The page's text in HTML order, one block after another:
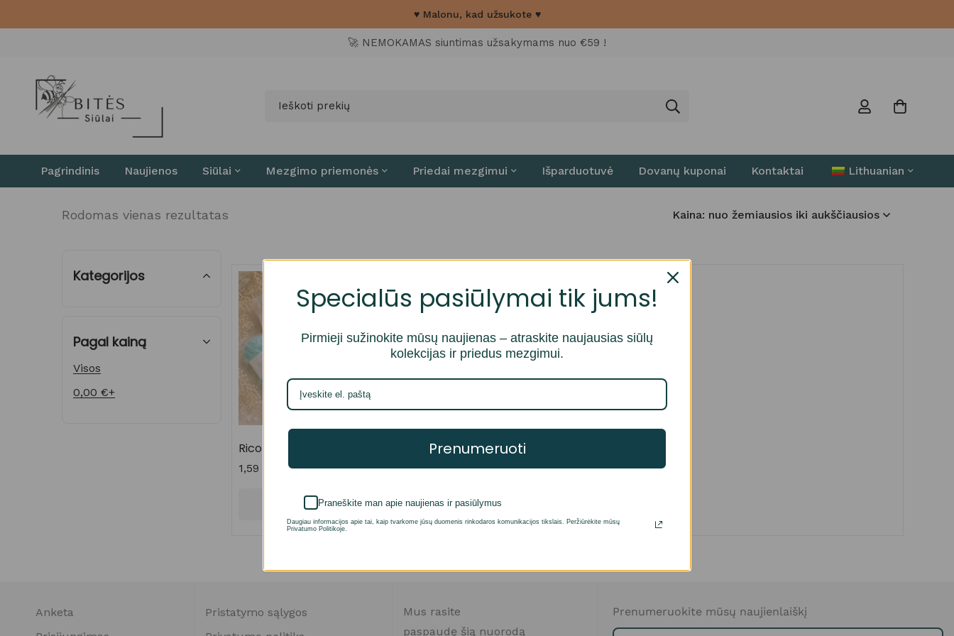
♥ Malonu, kad užsukote ♥
🚀 NEMOKAMAS siuntimas užsakymams nuo €59 !
Pagrindinis Naujienos Siūlai Mezgimo priemonės Priedai mezgimui Išparduotuvė Dovanų kuponai Kontaktai Lithuanian
Rodomas vienas rezultatas Kaina: nuo žemiausios iki aukščiausios
Kategorijos
Pagal kainą
Visos
0,00 €+
Rico Ricorumi Furry Furry
1,59
Pasirinkti savybes
Anketa
Pristatymo sąlygos
Mus rasite
paspaudę šią nuorodą
Prenumeruokite mūsų naujienlaiškį
Specialūs pasiūlymai tik jums!
Pirmieji sužinokite mūsų naujienas – atraskite naujausias siūlų
kolekcijas ir priedus mezgimui.
Prenumeruoti
Praneškite man apie naujienas ir pasiūlymus
Daugiau informacijos apie tai, kaip tvarkome jūsų duomenis rinkodaros komunikacijos tikslais. Peržiūrėkite mūsų
Privatumo Politikoje.